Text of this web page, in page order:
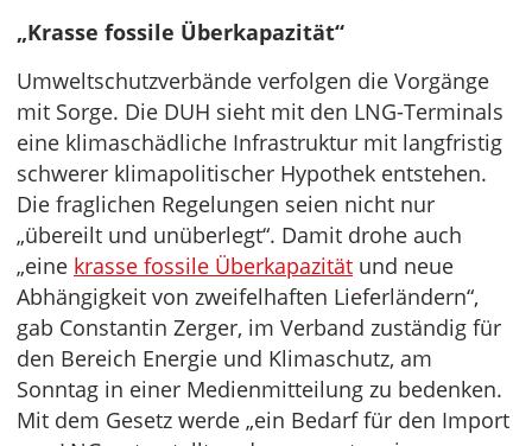
„Krasse fossile Überkapazität“
Umweltschutzverbände verfolgen die Vorgänge
mit Sorge. Die DUH sieht mit den LNG-Terminals
eine klimaschädliche Infrastruktur mit langfristig
schwerer klimapolitischer Hypothek entstehen.
Die fraglichen Regelungen seien nicht nur
„übereilt und unüberlegt“. Damit drohe auch
„eine krasse fossile Überkapazität und neue
Abhängigkeit von zweifelhaften Lieferländern“,
gab Constantin Zerger, im Verband zuständig für
den Bereich Energie und Klimaschutz, am
Sonntag in einer Medienmitteilung zu bedenken.
Mit dem Gesetz werde „ein Bedarf für den Import